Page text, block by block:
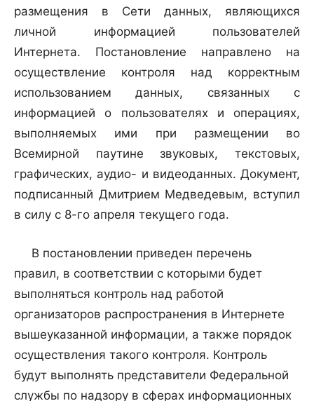
размещения в Сети данных, являющихся
личной информацией пользователей
Интернета. Постановление направлено на
осуществление контроля над корректным
использованием данных, связанных с
информацией о пользователях и операциях,
выполняемых ими при размещении во
Всемирной паутине звуковых, текстовых,
графических, аудио- и видеоданных. Документ,
подписанный Дмитрием Медведевым, вступил
в силу с 8-го апреля текущего года.
В постановлении приведен перечень
правил, в соответствии с которыми будет
выполняться контроль над работой
организаторов распространения в Интернете
вышеуказанной информации, а также порядок
осуществления такого контроля. Контроль
будут выполнять представители Федеральной
службы по надзору в сферах информационных